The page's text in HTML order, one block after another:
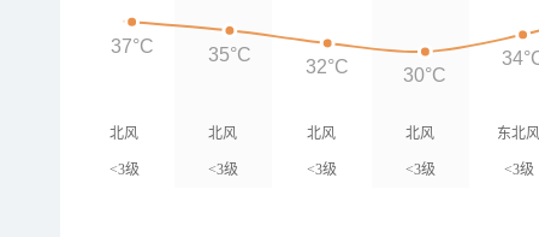
北风
<3级
北风
<3级
北风
<3级
北风
<3级
东北
<3级
37°C 35°C
32°C 30°C